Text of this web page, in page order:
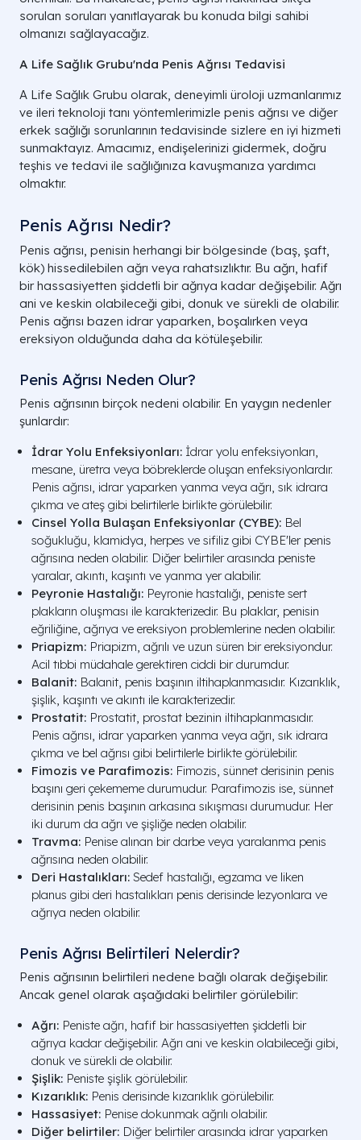
sorulan soruları yanıtlayarak bu konuda bilgi sahibi
olmanızı sağlayacağız.
A Life Sağlık Grubu'nda Penis Ağrısı Tedavisi
A Life Sağlık Grubu olarak, deneyimli üroloji uzmanlarımız
ve ileri teknoloji tanı yöntemlerimizle penis ağrısı ve diğer
erkek sağlığı sorunlarının tedavisinde sizlere en iyi hizmeti
sunmaktayız. Amacımız, endişelerinizi gidermek, doğru
teşhis ve tedavi ile sağlığınıza kavuşmanıza yardımcı
olmaktır.
Penis Ağrısı Nedir?
Penis ağrısı, penisin herhangi bir bölgesinde (baş, şaft,
kök) hissedilebilen ağrı veya rahatsızlıktır. Bu ağrı, hafif
bir hassasiyetten şiddetli bir ağrıya kadar değişebilir. Ağrı
ani ve keskin olabileceği gibi, donuk ve sürekli de olabilir.
Penis ağrısı bazen idrar yaparken, boşalırken veya
ereksiyon olduğunda daha da kötüleşebilir.
Penis Ağrısı Neden Olur?
Penis ağrısının birçok nedeni olabilir. En yaygın nedenler
şunlardır:
İdrar Yolu Enfeksiyonları: İdrar yolu enfeksiyonları,
mesane, üretra veya böbreklerde oluşan enfeksiyonlardır.
Penis ağrısı, idrar yaparken yanma veya ağrı, sık idrara
çıkma ve ateş gibi belirtilerle birlikte görülebilir.
Cinsel Yolla Bulaşan Enfeksiyonlar (CYBE): Bel
soğukluğu, klamidya, herpes ve sifiliz gibi CYBE'ler penis
ağrısına neden olabilir. Diğer belirtiler arasında peniste
yaralar, akıntı, kaşıntı ve yanma yer alabilir.
Peyronie Hastalığı: Peyronie hastalığı, peniste sert
plakların oluşması ile karakterizedir. Bu plaklar, penisin
eğriliğine, ağrıya ve ereksiyon problemlerine neden olabilir.
Priapizm: Priapizm, ağrılı ve uzun süren bir ereksiyondur.
Acil tıbbi müdahale gerektiren ciddi bir durumdur.
Balanit: Balanit, penis başının iltihaplanmasıdır. Kızarıklık,
şişlik, kaşıntı ve akıntı ile karakterizedir.
Prostatit: Prostatit, prostat bezinin iltihaplanmasıdır.
Penis ağrısı, idrar yaparken yanma veya ağrı, sık idrara
çıkma ve bel ağrısı gibi belirtilerle birlikte görülebilir.
Fimozis ve Parafimozis: Fimozis, sünnet derisinin penis
başını geri çekememe durumudur. Parafimozis ise, sünnet
derisinin penis başının arkasına sıkışması durumudur. Her
iki durum da ağrı ve şişliğe neden olabilir.
Travma: Penise alınan bir darbe veya yaralanma penis
ağrısına neden olabilir.
Deri Hastalıkları: Sedef hastalığı, egzama ve liken
planus gibi deri hastalıkları penis derisinde lezyonlara ve
ağrıya neden olabilir.
Penis Ağrısı Belirtileri Nelerdir?
Penis ağrısının belirtileri nedene bağlı olarak değişebilir.
Ancak genel olarak aşağıdaki belirtiler görülebilir:
Ağrı: Peniste ağrı, hafif bir hassasiyetten şiddetli bir
ağrıya kadar değişebilir. Ağrı ani ve keskin olabileceği gibi,
donuk ve sürekli de olabilir.
Şişlik: Peniste şişlik görülebilir.
Kızarıklık: Penis derisinde kızarıklık görülebilir.
Hassasiyet: Penise dokunmak ağrılı olabilir.
Diğer belirtiler: Diğer belirtiler arasında idrar yaparken